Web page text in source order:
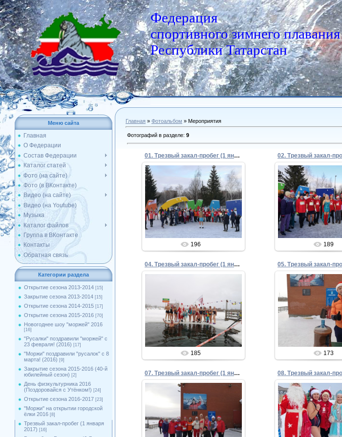
Федерация
спортивного зимнего плавания
Республики Татарстан
Меню сайта
Главная
О Федерации
Состав Федерации
Каталог статей
Фото (на сайте)
Фото (в ВКонтакте)
Видео (на сайте)
Видео (на Youtube)
Музыка
Каталог файлов
Группа в ВКонтакте
Контакты
Обратная связь
Категории раздела
Открытие сезона 2013-2014 [15]
Закрытие сезона 2013-2014 [15]
Открытие сезона 2014-2015 [17]
Открытие сезона 2015-2016 [70]
Новогоднее шоу "моржей" 2016
[16]
"Русалки" поздравили "моржей" с
23 февраля! (2016) [17]
"Моржи" поздравили "русалок" с 8
марта! (2016) [9]
Закрытие сезона 2015-2016 (40-й
юбилейный сезон) [2]
День физкультурника 2016
(Поздоровайся с Утёнком!) [24]
Открытие сезона 2016-2017 [23]
''Моржи'' на открытии городской
ёлки 2016 [8]
Трезвый закал-пробег (1 января
2017) [16]
Главная » Фотоальбом » Мероприятия
Фотографий в разделе: 9
01. Трезвый закал-пробег (1 января 2024)
05.01.2024
Admin
196
05.01.2024
Admin
189
04. Трезвый закал-пробег (1 января 2024)
05.01.2024
Admin
185
05.01.2024
Admin
173
07. Трезвый закал-пробег (1 января 2024)
05.01.2024
Admin
05.01.2024
Admin